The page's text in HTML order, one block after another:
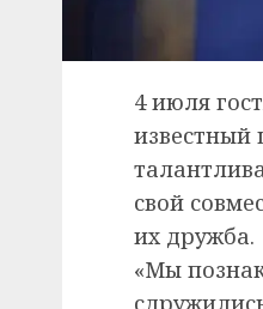
4 июля
известный
свой
их дружба.
«Мы